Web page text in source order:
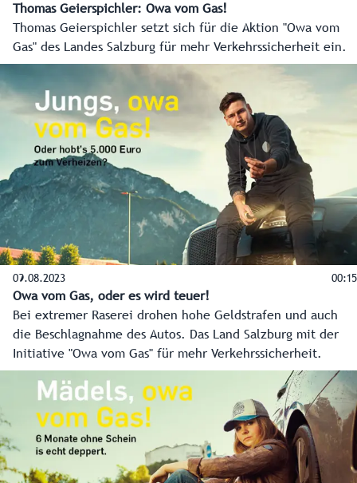
Thomas Geierspichler: Owa vom Gas!
Thomas Geierspichler setzt sich für die Aktion "Owa vom
Gas" des Landes Salzburg für mehr Verkehrssicherheit ein.
09.08.2023 00:15
Owa vom Gas, oder es wird teuer!
Bei extremer Raserei drohen hohe Geldstrafen und auch
die Beschlagnahme des Autos. Das Land Salzburg mit der
Initiative "Owa vom Gas" für mehr Verkehrssicherheit.